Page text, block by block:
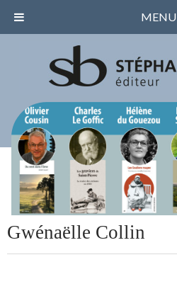
Gwénaëlle Collin
MENU